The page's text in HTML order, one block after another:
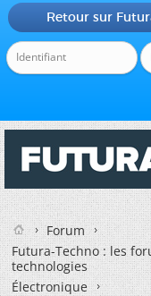
Retour sur
Forum
Futura-Techno : les
technologies
Électronique